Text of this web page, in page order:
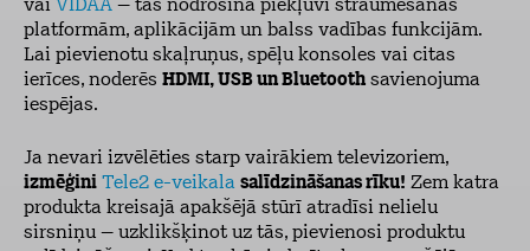
vai VIDAA – tās nodrošina piekļuvi straumēšanas
platformām, aplikācijām un balss vadības funkcijām.
Lai pievienotu skaļruņus, spēļu konsoles vai citas
ierīces, noderēs HDMI, USB un Bluetooth savienojuma
iespējas.
Ja nevari izvēlēties starp vairākiem televizoriem,
izmēģini Tele2 e-veikala salīdzināšanas rīku! Zem katra
produkta kreisajā apakšējā stūrī atradīsi nelielu
sirsniņu – uzklikšķinot uz tās, pievienosi produktu